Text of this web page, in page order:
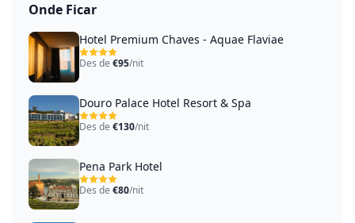
Onde Ficar
Hotel Premium Chaves - Aquae Flaviae
Des de €95/nit
Douro Palace Hotel Resort & Spa
Des de €130/nit
Pena Park Hotel
Des de €80/nit